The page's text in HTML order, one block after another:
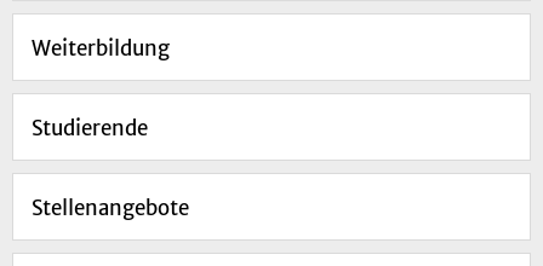
Weiterbildung
Studierende
Stellenangebote